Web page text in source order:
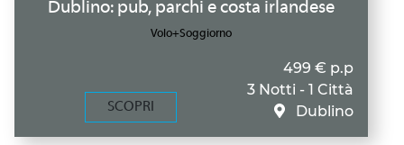
Dublino: pub, parchi e costa irlandese
Volo+Soggiorno
SCOPRI
499 € p.p
3 Notti - 1 Città
Dublino